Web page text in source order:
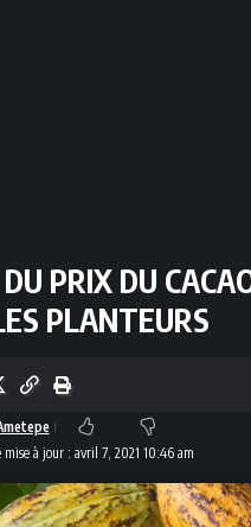
PRIX DU
PLANTEURS
mise à jour : avril 7, 2021 10:46 am